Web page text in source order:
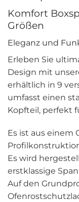
Komfort
Größen
Eleganz und
Erleben Sie
Design mit
erhältlich in 9
umfasst einen
Kopfteil, perfekt
Es ist aus einem
Es wird
erstklassige
Auf den